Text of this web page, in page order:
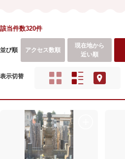
該当件数320件
並び順 アクセス数順
現在地から
近い順
表示切替